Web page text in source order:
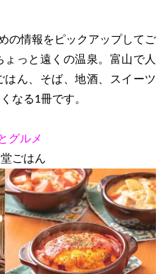
の情報をピックアップしてご
っと遠くの温泉。富山で人
ん、そば、地酒、スイーツ
なる1冊です。
グルメ
ごはん